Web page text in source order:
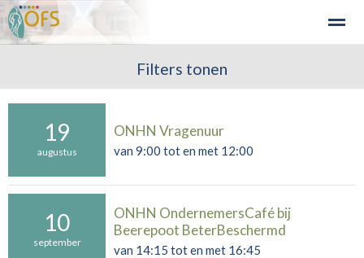
Industrie en Bedrijven
Home Zoeken Nieuws
Filters tonen
19
augustus
ONHN Vragenuur
van 9:00 tot en met 12:00
10
september
ONHN OndernemersCafé bij
Beerepoot BeterBeschermd
van 14:15 tot en met 16:45